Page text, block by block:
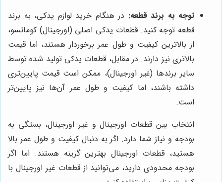
توجه به برند قطعه: در هنگام خرید لوازم یدکی، به برند
قطعه توجه کنید. قطعات یدکی اصلی (اورجینال) کوماتسو،
از بالاترین کیفیت و طول عمر برخوردار هستند، اما قیمت
بالاتری نیز دارند. در مقابل، قطعات یدکی تولید شده توسط
سایر برندها (غیر اورجینال)، ممکن است قیمت پایین‌تری
داشته باشند، اما کیفیت و طول عمر آن‌ها نیز پایین‌تر
است.
انتخاب بین قطعات اورجینال و غیر اورجینال، بستگی به
بودجه و نیاز شما دارد. اگر به دنبال کیفیت و طول عمر بالا
هستید، قطعات اورجینال بهترین گزینه هستند. اما اگر
بودجه محدودی دارید، می‌توانید از قطعات غیر اورجینال با